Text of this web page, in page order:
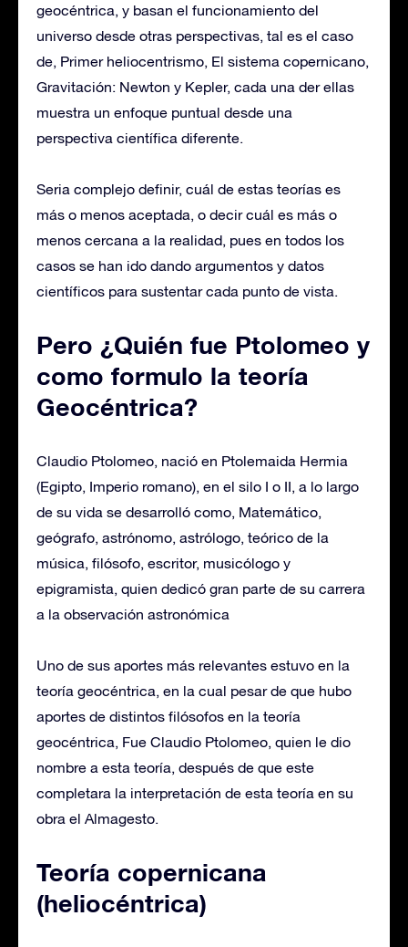
geocéntrica, y basan el funcionamiento del
universo desde otras perspectivas, tal es el caso
de, Primer heliocentrismo, El sistema copernicano,
Gravitación: Newton y Kepler, cada una der ellas
muestra un enfoque puntual desde una
perspectiva científica diferente.
Seria complejo definir, cuál de estas teorías es
más o menos aceptada, o decir cuál es más o
menos cercana a la realidad, pues en todos los
casos se han ido dando argumentos y datos
científicos para sustentar cada punto de vista.
Pero ¿Quién fue Ptolomeo y
como formulo la teoría
Geocéntrica?
Claudio Ptolomeo, nació en Ptolemaida Hermia
(Egipto, Imperio romano), en el silo I o II, a lo largo
de su vida se desarrolló como, Matemático,
geógrafo, astrónomo, astrólogo, teórico de la
música, filósofo, escritor, musicólogo y
epigramista, quien dedicó gran parte de su carrera
a la observación astronómica
Uno de sus aportes más relevantes estuvo en la
teoría geocéntrica, en la cual pesar de que hubo
aportes de distintos filósofos en la teoría
geocéntrica, Fue Claudio Ptolomeo, quien le dio
nombre a esta teoría, después de que este
completara la interpretación de esta teoría en su
obra el Almagesto.
Teoría copernicana
(heliocéntrica)